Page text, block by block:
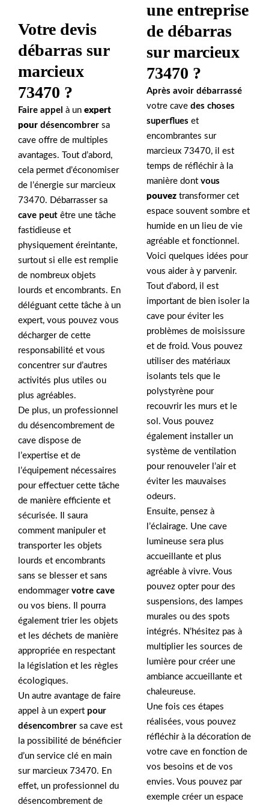
Votre devis
débarras sur
marcieux
73470 ?
Faire appel à un expert
pour désencombrer sa
cave offre de multiples
avantages. Tout d’abord,
cela permet d’économiser
de l’énergie sur marcieux
73470. Débarrasser sa
cave peut être une tâche
fastidieuse et
physiquement éreintante,
surtout si elle est remplie
de nombreux objets
lourds et encombrants. En
déléguant cette tâche à un
expert, vous pouvez vous
décharger de cette
responsabilité et vous
concentrer sur d’autres
activités plus utiles ou
plus agréables.
De plus, un professionnel
du désencombrement de
cave dispose de
l’expertise et de
l’équipement nécessaires
pour effectuer cette tâche
de manière efficiente et
sécurisée. Il saura
comment manipuler et
transporter les objets
lourds et encombrants
sans se blesser et sans
endommager votre cave
ou vos biens. Il pourra
également trier les objets
et les déchets de manière
appropriée en respectant
la législation et les règles
écologiques.
Un autre avantage de faire
appel à un expert pour
désencombrer sa cave est
la possibilité de bénéficier
d’un service clé en main
sur marcieux 73470. En
effet, un professionnel du
désencombrement de
une entreprise
de débarras
sur marcieux
73470 ?
Après avoir débarrassé
votre cave des choses
superflues et
encombrantes sur
marcieux 73470, il est
temps de réfléchir à la
manière dont vous
pouvez transformer cet
espace souvent sombre et
humide en un lieu de vie
agréable et fonctionnel.
Voici quelques idées pour
vous aider à y parvenir.
Tout d’abord, il est
important de bien isoler la
cave pour éviter les
problèmes de moisissure
et de froid. Vous pouvez
utiliser des matériaux
isolants tels que le
polystyrène pour
recouvrir les murs et le
sol. Vous pouvez
également installer un
système de ventilation
pour renouveler l’air et
éviter les mauvaises
odeurs.
Ensuite, pensez à
l’éclairage. Une cave
lumineuse sera plus
accueillante et plus
agréable à vivre. Vous
pouvez opter pour des
suspensions, des lampes
murales ou des spots
intégrés. N’hésitez pas à
multiplier les sources de
lumière pour créer une
ambiance accueillante et
chaleureuse.
Une fois ces étapes
réalisées, vous pouvez
réfléchir à la décoration de
votre cave en fonction de
vos besoins et de vos
envies. Vous pouvez par
exemple créer un espace